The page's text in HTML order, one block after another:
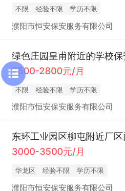
不限 经验不限 学历不限
濮阳市恒安保安服务有限公司
绿色庄园皇甫附近的学校保
2500-2800元/月
不限 经验不限 学历不限
濮阳市恒安保安服务有限公司
东环工业园区柳屯附近厂
3000-3500元/月
华龙区 经验不限 学历不限
濮阳市恒安保安服务有限公司